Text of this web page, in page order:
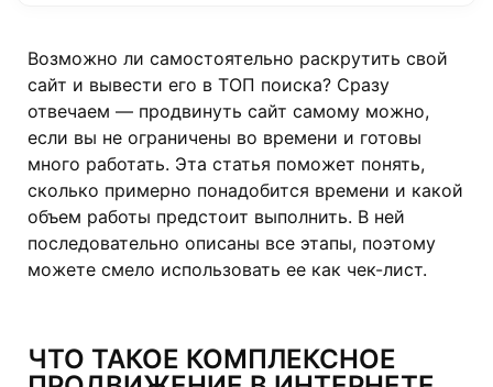
Возможно ли самостоятельно раскрутить свой
сайт и вывести его в ТОП поиска? Сразу
отвечаем — продвинуть сайт самому можно,
если вы не ограничены во времени и готовы
много работать. Эта статья поможет понять,
сколько примерно понадобится времени и какой
объем работы предстоит выполнить. В ней
последовательно описаны все этапы, поэтому
можете смело использовать ее как чек-лист.
ЧТО ТАКОЕ КОМПЛЕКСНОЕ